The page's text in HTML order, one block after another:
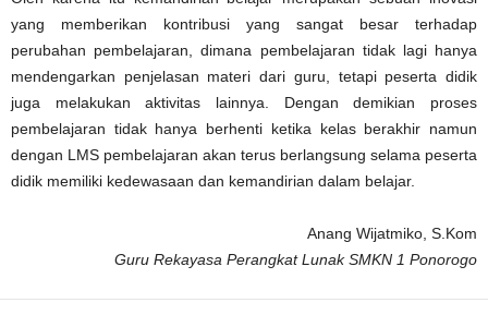
yang memberikan kontribusi yang sangat besar terhadap
perubahan pembelajaran, dimana pembelajaran tidak lagi hanya
mendengarkan penjelasan materi dari guru, tetapi peserta didik
juga melakukan aktivitas lainnya. Dengan demikian proses
pembelajaran tidak hanya berhenti ketika kelas berakhir namun
dengan LMS pembelajaran akan terus berlangsung selama peserta
didik memiliki kedewasaan dan kemandirian dalam belajar.
Anang Wijatmiko, S.Kom
Guru Rekayasa Perangkat Lunak SMKN 1 Ponorogo